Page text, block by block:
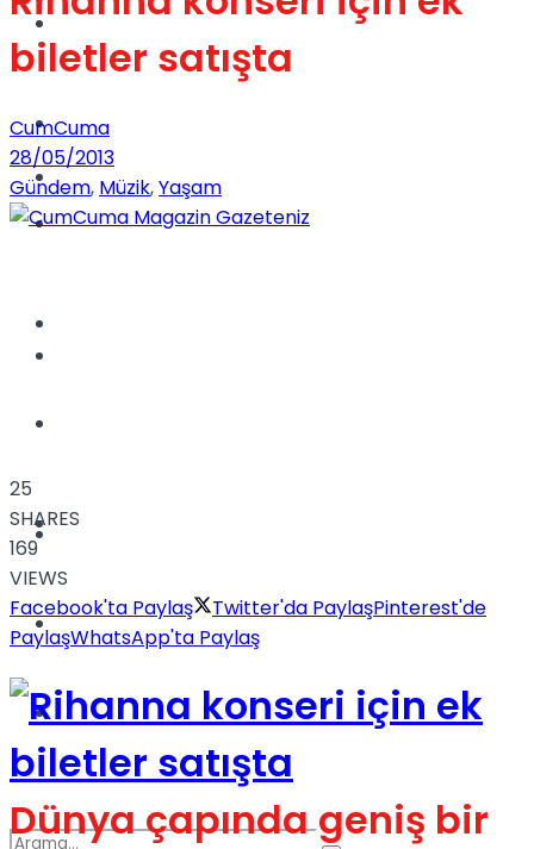
Kadınca
Türkiye
Müzik
Dünya
Türkiye
Müzik
Spor
Podcast
biletler satışta
CumCuma
28/05/2013
Gündem, Müzik,Yaşam
25
SHARES
169
VIEWS
Facebook'ta Paylaş
Twitter'da PaylaşPinterest'de
PaylaşWhatsApp'ta Paylaş
Dünya çapında geniş bir